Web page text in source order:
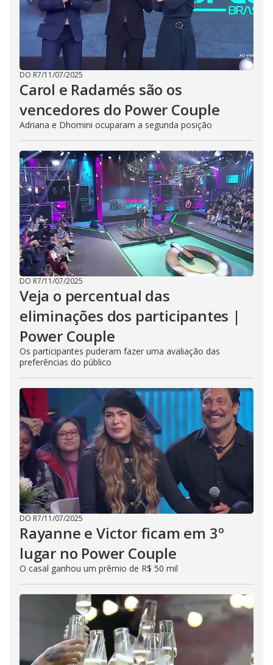
DO R7/11/07/2025
Carol e Radamés são os
vencedores do Power Couple
Adriana e Dhomini ocuparam a segunda posição
DO R7/11/07/2025
Veja o percentual das
eliminações dos participantes |
Power Couple
Os participantes puderam fazer uma avaliação das
preferências do público
DO R7/11/07/2025
Rayanne e Victor ficam em 3º
lugar no Power Couple
O casal ganhou um prêmio de R$ 50 mil